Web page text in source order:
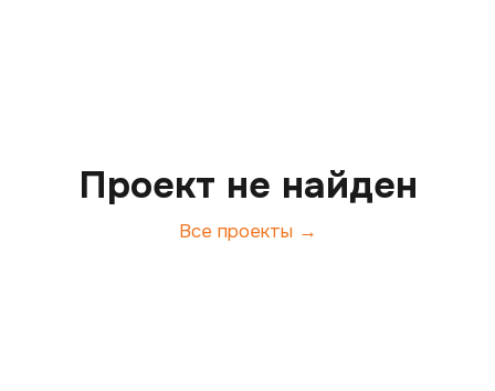
Проект не найден
Все проекты →